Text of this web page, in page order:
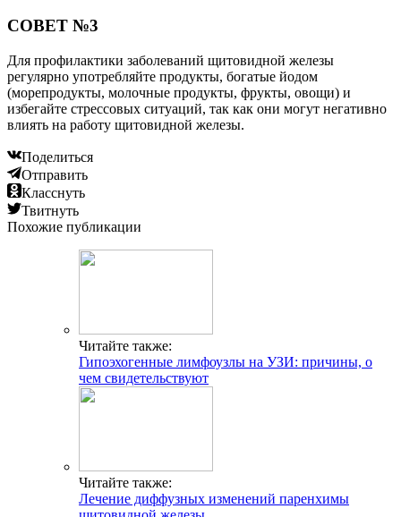
СОВЕТ №3
Для профилактики заболеваний щитовидной железы
регулярно употребляйте продукты, богатые йодом
(морепродукты, молочные продукты, фрукты, овощи) и
избегайте стрессовых ситуаций, так как они могут негативно
влиять на работу щитовидной железы.
Поделиться
Отправить
Класснуть
Твитнуть
Похожие публикации
Читайте также:
Гипоэхогенные лимфоузлы на УЗИ: причины, о
чем свидетельствуют
Читайте также:
Лечение диффузных изменений паренхимы